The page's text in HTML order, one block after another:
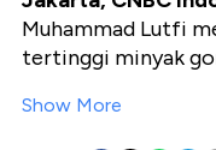
Muhammad Lutfi
tertinggi minyak
Show More